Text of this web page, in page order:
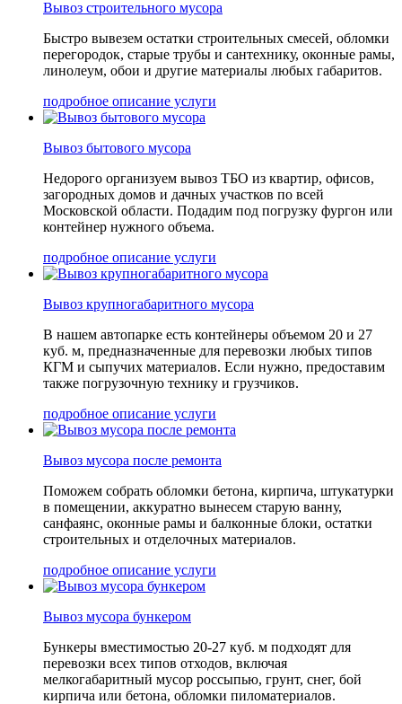
Вывоз строительного мусора
Быстро вывезем остатки строительных смесей, обломки
перегородок, старые трубы и сантехнику, оконные рамы,
линолеум, обои и другие материалы любых габаритов.
подробное описание услуги
Вывоз бытового мусора
Недорого организуем вывоз ТБО из квартир, офисов,
загородных домов и дачных участков по всей
Московской области. Подадим под погрузку фургон или
контейнер нужного объема.
подробное описание услуги
Вывоз крупногабаритного мусора
В нашем автопарке есть контейнеры объемом 20 и 27
куб. м, предназначенные для перевозки любых типов
КГМ и сыпучих материалов. Если нужно, предоставим
также погрузочную технику и грузчиков.
подробное описание услуги
Вывоз мусора после ремонта
Поможем собрать обломки бетона, кирпича, штукатурки
в помещении, аккуратно вынесем старую ванну,
санфаянс, оконные рамы и балконные блоки, остатки
строительных и отделочных материалов.
подробное описание услуги
Вывоз мусора бункером
Бункеры вместимостью 20-27 куб. м подходят для
перевозки всех типов отходов, включая
мелкогабаритный мусор россыпью, грунт, снег, бой
кирпича или бетона, обломки пиломатериалов.